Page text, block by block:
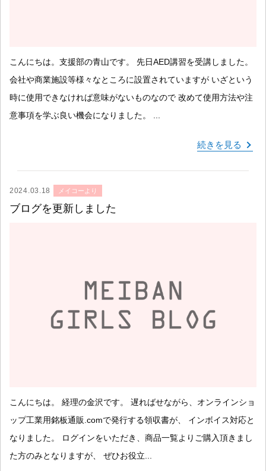
こんにちは。支援部の青山です。 先日AED講習を受講しました。
会社や商業施設等様々なところに設置されていますが いざという
時に使用できなければ意味がないものなので 改めて使用方法や注
意事項を学ぶ良い機会になりました。 ...
続きを見る
2024.03.18 メイコーより
ブログを更新しました
こんにちは。 経理の金沢です。 遅ればせながら、オンラインショ
ップ工業用銘板通販.comで発行する領収書が、 インボイス対応と
なりました。 ログインをいただき、商品一覧よりご購入頂きまし
た方のみとなりますが、 ぜひお役立...